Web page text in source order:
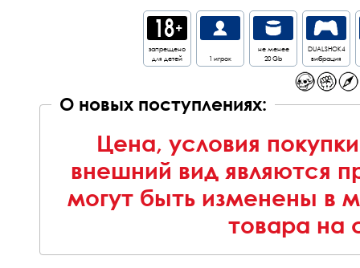
запрещено
для детей
1 игрок
не менее
20 Gb
DUALSHOK4
вибрация
О новых поступлениях:
Цена, условия
внешний вид являются
могут быть изменены в
товара на